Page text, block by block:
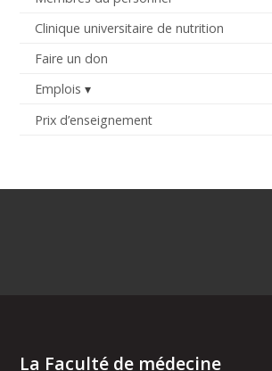
Clinique universitaire de nutrition
Faire un don
Emplois
Prix d’enseignement
La Faculté de médecine